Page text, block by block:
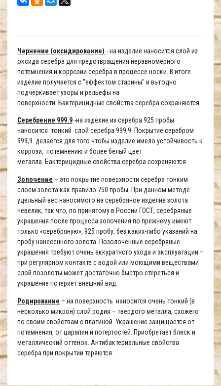
Чернение (оксидирование) - на изделие наносится слой из
оксида серебра для предотвращения неравномерного
потемнения и коррозии серебра в процессе носки. В итоге
изделие получается с "еффектом старины" и выгодно
подчеркивает узоры и рельефы на
поверхности. Бактерицидные свойства серебра сохраняются.
Серебрение 999.9 -на изделие из серебра 925 пробы
наносится тонкий слой серебра 999,9. Покрытие серебром
999,9 делается для того чтобы изделие имело устойчивость к
коррози, потемнению и более белый цвет
металла. Бактерицидные свойства серебра сохраняются.
Золочение – это покрытие поверхности серебра тонким
слоем золота как правило 750 пробы. При данном методе
удельный вес наносимого на серебряное изделие золота
невелик, так что, по принятому в России ГОСТ, серебряные
украшения после процесса золочения по прежнему имеют
только «серебряную», 925 пробу, без каких-либо указаний на
пробу нанесенного золота. Позолоченные серебряные
украшения требуют очень аккуратного ухода и эксплуатации –
при регулярном контакте с водой или моющими веществами
слой позолоты может достаточно быстро стереться и
украшение потеряет внешний вид.
Родирование – на поверхность наносится очень тонкий (в
несколько микрон) слой родия – твердого металла, схожего
по своим свойствам с платиной. Украшение защищается от
потемнения, от царапин и потертостей. Приобретает блеск и
металлический оттенок. Антибактериальные свойства
серебра при покрытии теряются.